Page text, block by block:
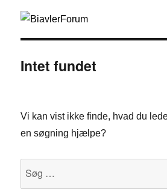
Intet fundet
Vi kan vist ikke finde, hvad du
en søgning hjælpe?